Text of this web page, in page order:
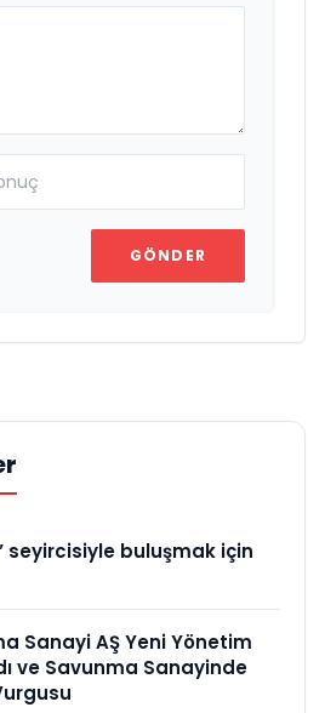
GÖNDER
seyircisiyle buluşmak için
Sanayi AŞ Yeni Yönetim
ve Savunma Sanayinde